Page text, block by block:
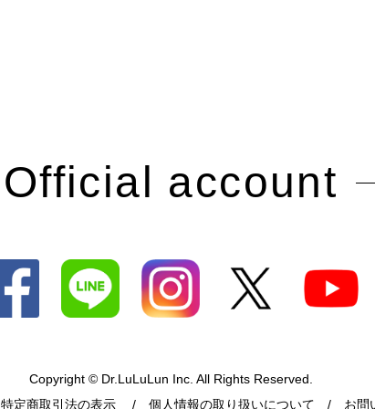
Official account
Copyright © Dr.LuLuLun Inc. All Rights Reserved.
特定商取引法の表示 個人情報の取り扱いについて お問